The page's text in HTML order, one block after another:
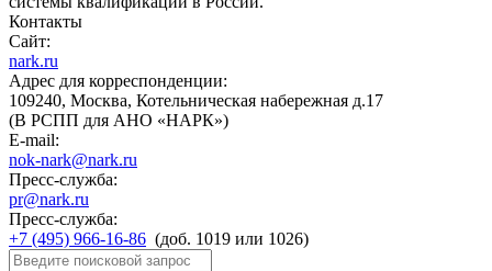
Контакты
Сайт:
nark.ru
Адрес для корреспонденции:
109240, Москва, Котельническая набережная д.17
(В РСПП для АНО «НАРК»)
E-mail:
nok-nark@nark.ru
Пресс-служба:
pr@nark.ru
Пресс-служба:
+7 (495) 966-16-86 (доб. 1019 или 1026)